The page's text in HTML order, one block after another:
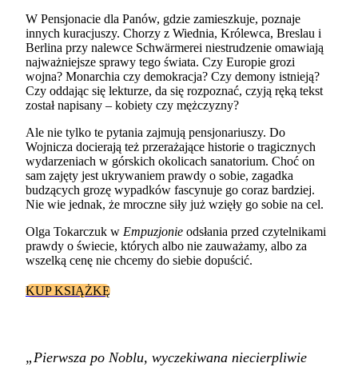
W Pensjonacie dla Panów, gdzie zamieszkuje, poznaje
innych kuracjuszy. Chorzy z Wiednia, Królewca, Breslau i
Berlina przy nalewce Schwärmerei niestrudzenie omawiają
najważniejsze sprawy tego świata. Czy Europie grozi
wojna? Monarchia czy demokracja? Czy demony istnieją?
Czy oddając się lekturze, da się rozpoznać, czyją ręką tekst
został napisany – kobiety czy mężczyzny?
Ale nie tylko te pytania zajmują pensjonariuszy. Do
Wojnicza docierają też przerażające historie o tragicznych
wydarzeniach w górskich okolicach sanatorium. Choć on
sam zajęty jest ukrywaniem prawdy o sobie, zagadka
budzących grozę wypadków fascynuje go coraz bardziej.
Nie wie jednak, że mroczne siły już wzięły go sobie na cel.
Olga Tokarczuk w Empuzjonieodsłania przed czytelnikami
prawdy o świecie, których albo nie zauważamy, albo za
wszelką cenę nie chcemy do siebie dopuścić.
KUP KSIĄŻKĘ
„Pierwsza po Noblu, wyczekiwana niecierpliwie